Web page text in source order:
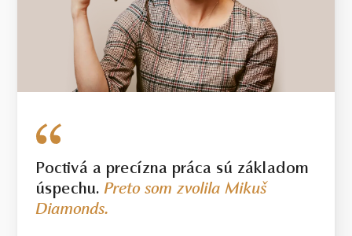
Poctivá a precízna práca sú základom
úspechu.Preto som zvolila Mikuš
Diamonds.